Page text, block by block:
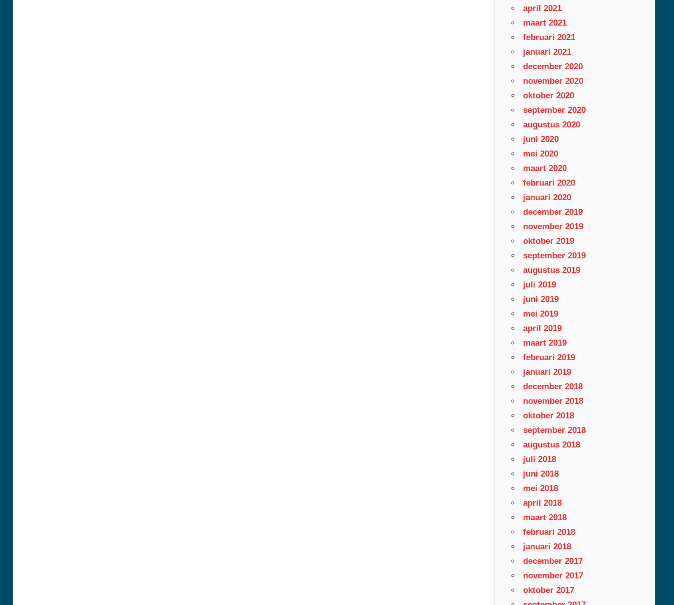
april 2021
maart 2021
februari 2021
januari 2021
december 2020
november 2020
oktober 2020
september 2020
augustus 2020
juni 2020
mei 2020
maart 2020
februari 2020
januari 2020
december 2019
november 2019
oktober 2019
september 2019
augustus 2019
juli 2019
juni 2019
mei 2019
april 2019
maart 2019
februari 2019
januari 2019
december 2018
november 2018
oktober 2018
september 2018
augustus 2018
juli 2018
juni 2018
mei 2018
april 2018
maart 2018
februari 2018
januari 2018
december 2017
november 2017
oktober 2017